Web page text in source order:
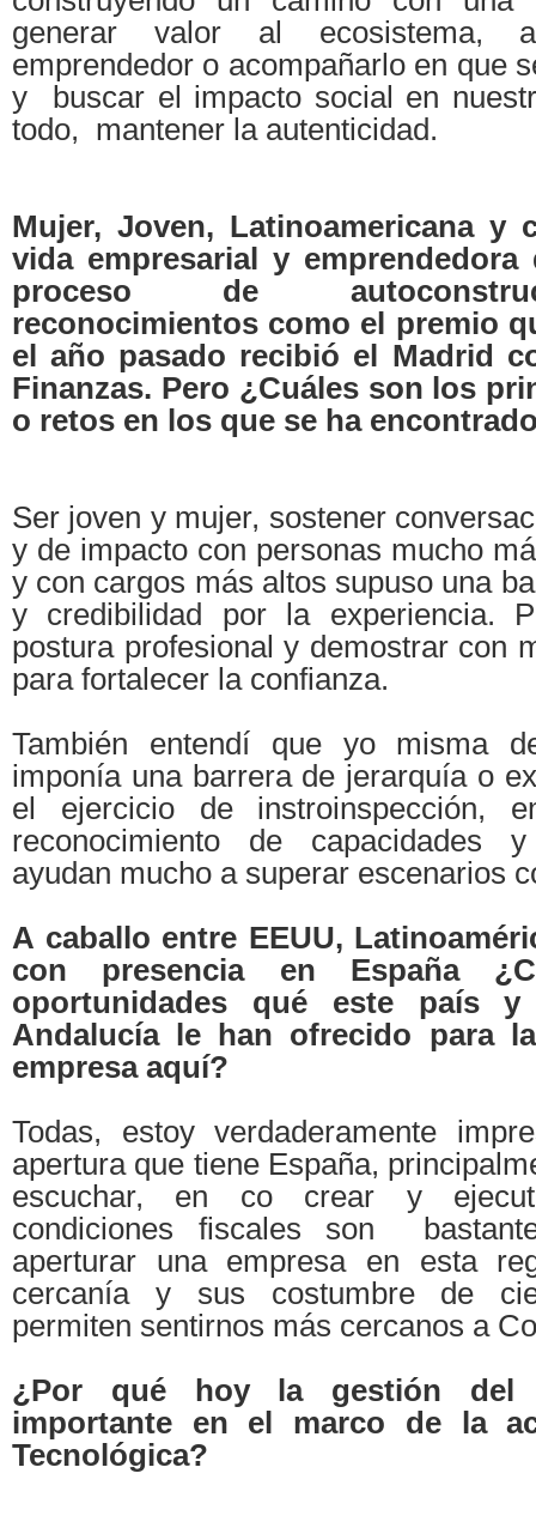
generar valor al ecosistema,
emprendedor o acompañarlo en que
y buscar el impacto social en
todo, mantener la autenticidad.
Mujer, Joven, Latinoamericana y
vida empresarial y
proceso de
reconocimientos como el premio
el año pasado recibió el Madrid
Finanzas. Pero ¿Cuáles son los
o retos en los que se ha
Ser joven y mujer, sostener
y de impacto con personas mucho
y con cargos más altos supuso una
y credibilidad por la experiencia.
postura profesional y demostrar con
para fortalecer la confianza.
También entendí que yo misma
imponía una barrera de jerarquía o
el ejercicio de instroinspección,
reconocimiento de capacidades
ayudan mucho a superar escenarios
A caballo entre EEUU,
con presencia en España
oportunidades qué este país y
Andalucía le han ofrecido para
empresa aquí?
Todas, estoy verdaderamente
apertura que tiene España,
escuchar, en co crear y
condiciones fiscales son
aperturar una empresa en esta
cercanía y sus costumbre de
permiten sentirnos más cercanos a
¿Por qué hoy la gestión del
importante en el marco de la
Tecnológica?